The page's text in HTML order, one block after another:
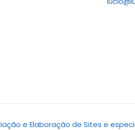
e Elaboração de Sites e